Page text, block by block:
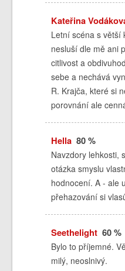
Kateřina
Letní scéna s větší
nesluší dle mě ani
citlivost a
sebe a nechává
R. Krajča, které si
porovnání ale
Hella80 %
Navzdory lehkosti,
otázka smyslu
hodnocení. A - ale
přehazování si
Seethelight60 %
Bylo to příjemné.
milý, neoslnivý.